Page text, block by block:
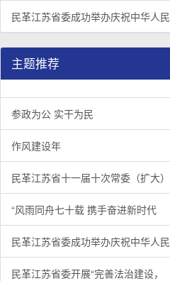
民革江苏省委成功举办庆祝中华人民
主题推荐
参政为公 实干为民
作风建设年
民革江苏省十一届十次常委（扩大）
“风雨同舟七十载 携手奋进新时代
民革江苏省委成功举办庆祝中华人民
民革江苏省委开展“完善法治建设，